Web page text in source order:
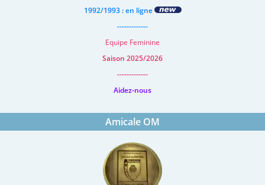
1992/1993 : en ligne
-------------
Equipe Feminine
Saison 2025/2026
-------------
Aidez-nous
Amicale OM